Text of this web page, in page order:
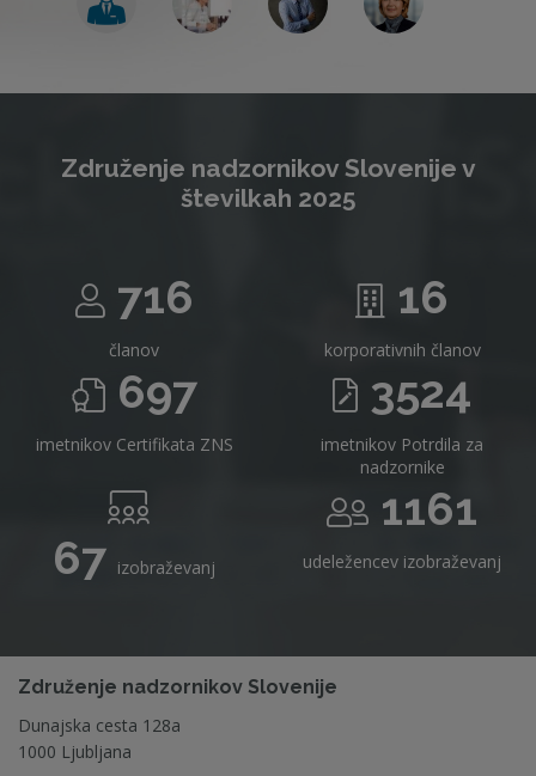
Združenje nadzornikov Slovenije v
številkah 2025
716
članov
16
korporativnih članov
697
imetnikov Certifikata ZNS
3524
imetnikov Potrdila za
nadzornike
67 izobraževanj
1161
udeležencev izobraževanj
Združenje nadzornikov Slovenije
Dunajska cesta 128a
1000 Ljubljana